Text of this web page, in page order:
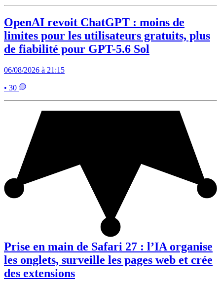
OpenAI revoit ChatGPT : moins de
limites pour les utilisateurs gratuits, plus
de fiabilité pour GPT-5.6 Sol
06/08/2026 à 21:15
• 30
Prise en main de Safari 27 : l’IA organise
les onglets, surveille les pages web et crée
des extensions